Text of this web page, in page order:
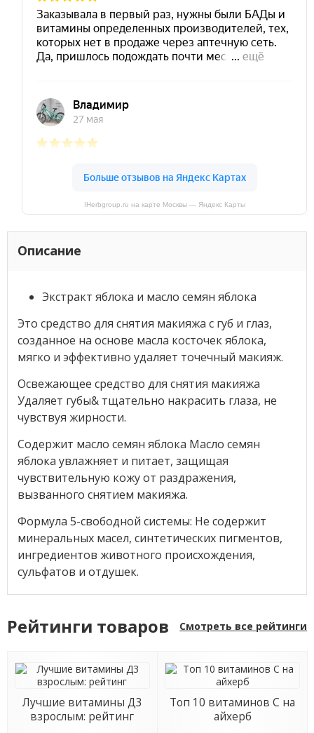
IHerbgroup.ru на карте Москвы — Яндекс Карты
Описание
Экстракт яблока и масло семян яблока
Это средство для снятия макияжа с губ и глаз,
созданное на основе масла косточек яблока,
мягко и эффективно удаляет точечный макияж.
Освежающее средство для снятия макияжа
Удаляет губы& тщательно накрасить глаза, не
чувствуя жирности.
Содержит масло семян яблока Масло семян
яблока увлажняет и питает, защищая
чувствительную кожу от раздражения,
вызванного снятием макияжа.
Формула 5-свободной системы: Не содержит
минеральных масел, синтетических пигментов,
ингредиентов животного происхождения,
сульфатов и отдушек.
Рейтинги товаров Смотреть все рейтинги
Лучшие витамины Д3
взрослым: рейтинг
Топ 10 витаминов С на
айхерб